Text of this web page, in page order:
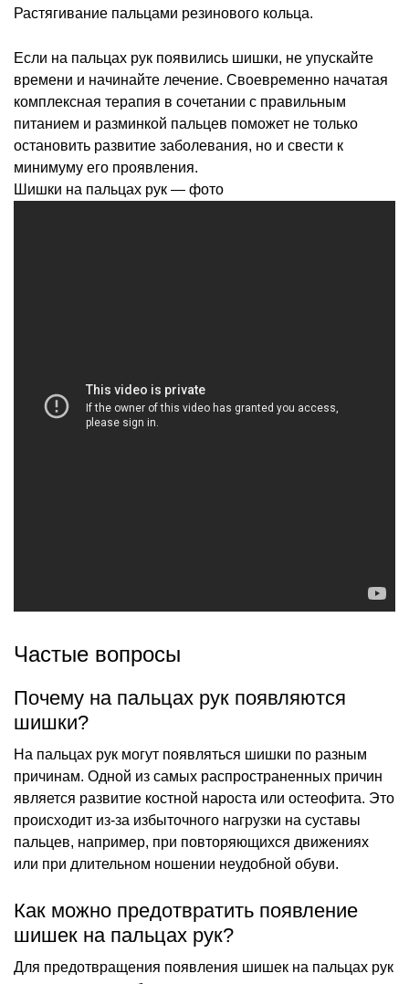
Растягивание пальцами резинового кольца.
Если на пальцах рук появились шишки, не упускайте
времени и начинайте лечение. Своевременно начатая
комплексная терапия в сочетании с правильным
питанием и разминкой пальцев поможет не только
остановить развитие заболевания, но и свести к
минимуму его проявления.
Шишки на пальцах рук — фото
Частые вопросы
Почему на пальцах рук появляются
шишки?
На пальцах рук могут появляться шишки по разным
причинам. Одной из самых распространенных причин
является развитие костной нароста или остеофита. Это
происходит из-за избыточного нагрузки на суставы
пальцев, например, при повторяющихся движениях
или при длительном ношении неудобной обуви.
Как можно предотвратить появление
шишек на пальцах рук?
Для предотвращения появления шишек на пальцах рук